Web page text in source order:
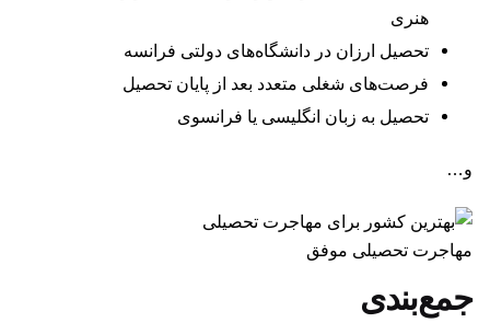
هنری
تحصیل ارزان در دانشگاه‌های دولتی فرانسه
فرصت‌های شغلی متعدد بعد از پایان تحصیل
تحصیل به زبان انگلیسی یا فرانسوی
و…
مهاجرت تحصیلی موفق
جمع‌بندی